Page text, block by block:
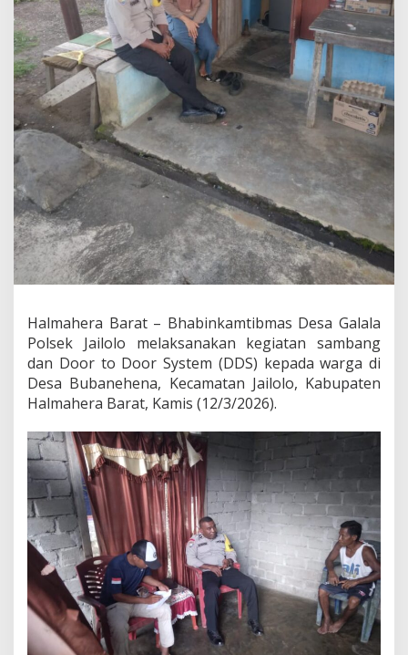
h
a
b
i
n
k
a
m
i
b
m
a
s
G
a
l
a
a
i
m
b
a
W
a
r
g
a
B
u
b
a
n
e
h
e
Halmahera Barat – Bhabinkamtibmas Desa Galala
Polsek Jailolo melaksanakan kegiatan sambang
dan Door to Door System (DDS) kepada warga di
Desa Bubanehena, Kecamatan Jailolo, Kabupaten
Halmahera Barat, Kamis (12/3/2026).